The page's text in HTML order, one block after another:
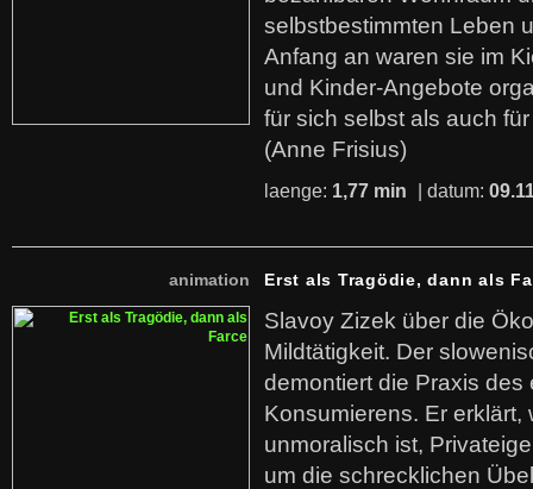
selbstbestimmten Leben
Anfang an waren sie im
und Kinder-Angebote
für sich selbst als auch
(Anne Frisius)
laenge: 1,77 min | datum:
animation Erst als Tragödie, dann als
Slavoy Zizek über die
Mildtätigkeit. Der
demontiert die Praxis des
Konsumierens. Er erklärt,
unmoralisch ist,
um die schrecklichen